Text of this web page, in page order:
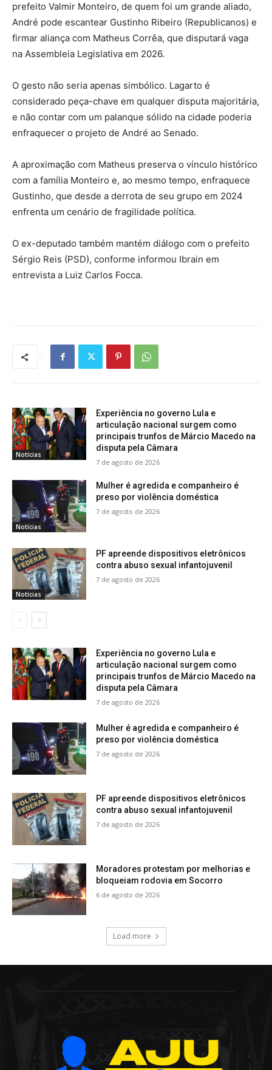
prefeito Valmir Monteiro, de quem foi um grande aliado,
André pode escantear Gustinho Ribeiro (Republicanos) e
firmar aliança com Matheus Corrêa, que disputará vaga
na Assembleia Legislativa em 2026.
O gesto não seria apenas simbólico. Lagarto é
considerado peça-chave em qualquer disputa majoritária,
e não contar com um palanque sólido na cidade poderia
enfraquecer o projeto de André ao Senado.
A aproximação com Matheus preserva o vínculo histórico
com a família Monteiro e, ao mesmo tempo, enfraquece
Gustinho, que desde a derrota de seu grupo em 2024
enfrenta um cenário de fragilidade política.
O ex-deputado também mantém diálogo com o prefeito
Sérgio Reis (PSD), conforme informou Ibrain em
entrevista a Luiz Carlos Focca.
Notícias
Experiência no governo Lula e
articulação nacional surgem como
principais trunfos de Márcio Macedo na
disputa pela Câmara
7 de agosto de 2026
Notícias
Mulher é agredida e companheiro é
preso por violência doméstica
7 de agosto de 2026
Notícias
PF apreende dispositivos eletrônicos
contra abuso sexual infantojuvenil
7 de agosto de 2026
Experiência no governo Lula e
articulação nacional surgem como
principais trunfos de Márcio Macedo na
disputa pela Câmara
7 de agosto de 2026
Mulher é agredida e companheiro é
preso por violência doméstica
7 de agosto de 2026
PF apreende dispositivos eletrônicos
contra abuso sexual infantojuvenil
7 de agosto de 2026
Moradores protestam por melhorias e
bloqueiam rodovia em Socorro
6 de agosto de 2026
Load more